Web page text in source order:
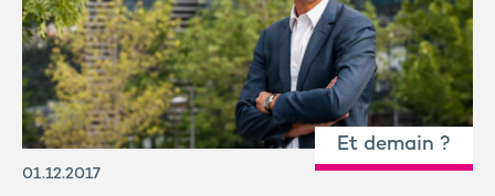
Et demain ?
01.12.2017